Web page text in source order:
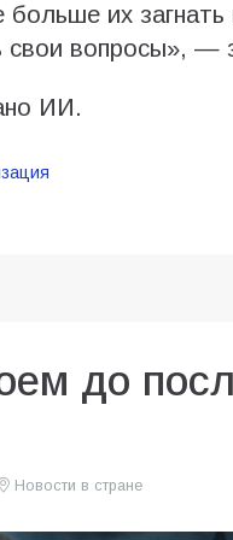
их
свои вопросы», —
ИИ.
до
Новости в стране